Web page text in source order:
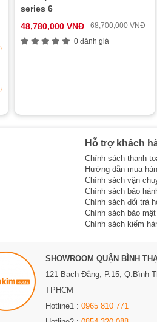
series 6
48,780,000 VNĐ
68,700,000 VNĐ
0 đánh giá
Hỗ trợ khách
Chính sách thanh
Hướng dẫn mua
Chính sách vận
Chính sách bảo
Chính sách đổi trả
Chính sách bảo mật
Chính sách kiểm
SHOWROOM QUẬN BÌNH
121 Bạch Đằng, P.15, Q.Bình
TPHCM
Hotline1 : 0965 810 771